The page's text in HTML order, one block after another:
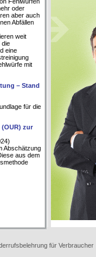
oder
aber auch
Abfällen
weit
die
eine
mit
– Stand
für die
zur
Abschätzung
aus dem
für Verbraucher